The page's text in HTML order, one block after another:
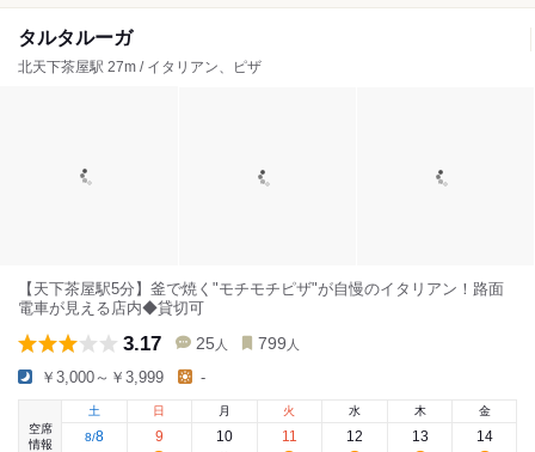
タルタルーガ
北天下茶屋駅 27m / イタリアン、ピザ
【天下茶屋駅5分】釜で焼く"モチモチピザ"が自慢のイタリアン！路面
電車が見える店内◆貸切可
3.17 25 人 799 人
￥3,000～￥3,999 -
空席
情報
土
8/8
日
9
月
10
火
11
水
12
木
13
金
14